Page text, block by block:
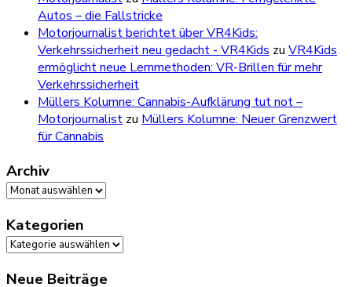
Autos – die Fallstricke
Motorjournalist berichtet über VR4Kids:
Verkehrssicherheit neu gedacht - VR4Kids zu VR4Kids
ermöglicht neue Lernmethoden: VR-Brillen für mehr
Verkehrssicherheit
Müllers Kolumne: Cannabis-Aufklärung tut not –
Motorjournalist zu Müllers Kolumne: Neuer Grenzwert
für Cannabis
Archiv
Archiv
Kategorien
Kategorien
Neue Beiträge